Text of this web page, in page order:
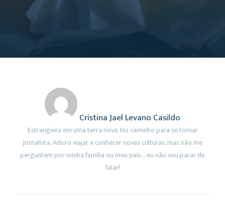
Cristina Jael Levano Casildo
Estrangeira em uma terra nova. No caminho para se tornar
jornalista. Adoro viajar e conhecer novas culturas, mas não me
perguntem por minha família ou meu país… eu não vou parar de
falar!